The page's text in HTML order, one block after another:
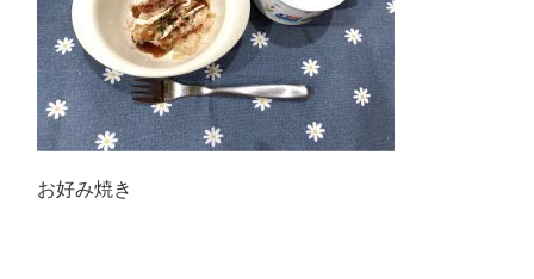
お好み焼き